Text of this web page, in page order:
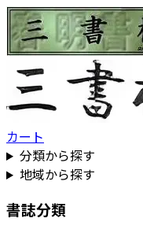
カート
分類から探す
地域から探す
書誌分類